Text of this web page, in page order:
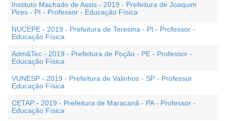
Instituto Machado de Assis - 2019 - Prefeitura de Joaquim
Pires - PI - Professor - Educação Física
NUCEPE - 2019 - Prefeitura de Teresina - PI - Professor -
Educação Física
Adm&Tec - 2019 - Prefeitura de Poção - PE - Professor -
Educação Física
VUNESP - 2019 - Prefeitura de Valinhos - SP - Professor
Educação Física
CETAP - 2019 - Prefeitura de Maracanã - PA - Professor -
Educação Física